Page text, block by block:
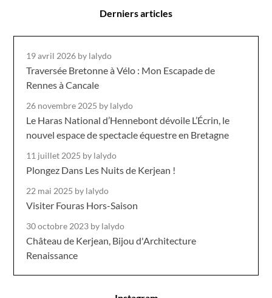
Derniers articles
19 avril 2026 by lalydo
Traversée Bretonne à Vélo : Mon Escapade de
Rennes à Cancale
26 novembre 2025 by lalydo
Le Haras National d’Hennebont dévoile L’Écrin, le
nouvel espace de spectacle équestre en Bretagne
11 juillet 2025 by lalydo
Plongez Dans Les Nuits de Kerjean !
22 mai 2025 by lalydo
Visiter Fouras Hors-Saison
30 octobre 2023 by lalydo
Château de Kerjean, Bijou d'Architecture
Renaissance